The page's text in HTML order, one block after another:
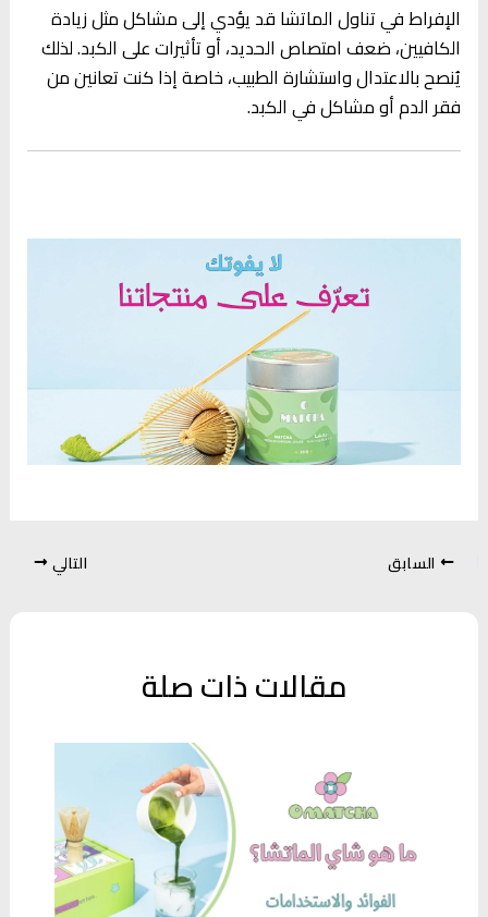
الإفراط في تناول الماتشا قد يؤدي إلى مشاكل مثل زيادة
الكافيين، ضعف امتصاص الحديد، أو تأثيرات على الكبد. لذلك
يُنصح بالاعتدال واستشارة الطبيب، خاصة إذا كنت تعانين من
فقر الدم أو مشاكل في الكبد.
السابق التالي
مقالات ذات صلة